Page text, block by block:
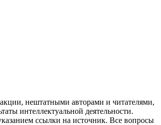
нештатными авторами и читателями,
интеллектуальной деятельности.
ссылки на источник. Все вопросы